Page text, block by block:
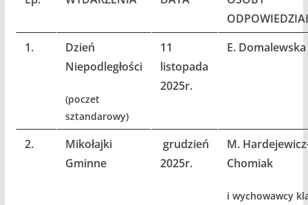
1.
Dzień
Niepodległości
(poczet
sztandarowy)
11
listopada
2025r.
E. Domalewska
2.
Mikołajki
Gminne
grudzień
2025r.
M.
Chomiak
i wychowawcy